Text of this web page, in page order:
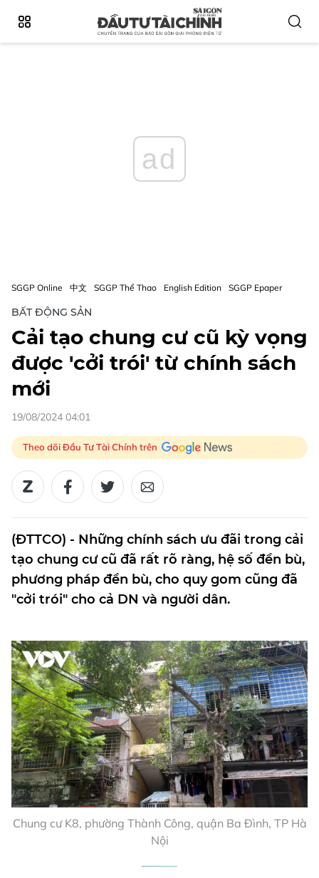
ad
SGGP Online 中文 SGGP Thể Thao English Edition SGGP Epaper
BẤT ĐỘNG SẢN
Cải tạo chung cư cũ kỳ vọng
được 'cởi trói' từ chính sách
mới
19/08/2024 04:01
Theo dõi Đầu Tư Tài Chính trên
(ĐTTCO) - Những chính sách ưu đãi trong cải
tạo chung cư cũ đã rất rõ ràng, hệ số đền bù,
phương pháp đền bù, cho quy gom cũng đã
"cởi trói" cho cả DN và người dân.
Chung cư K8, phường Thành Công, quận Ba Đình, TP Hà
Nội